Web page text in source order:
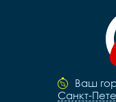
Ваш
Санкт-